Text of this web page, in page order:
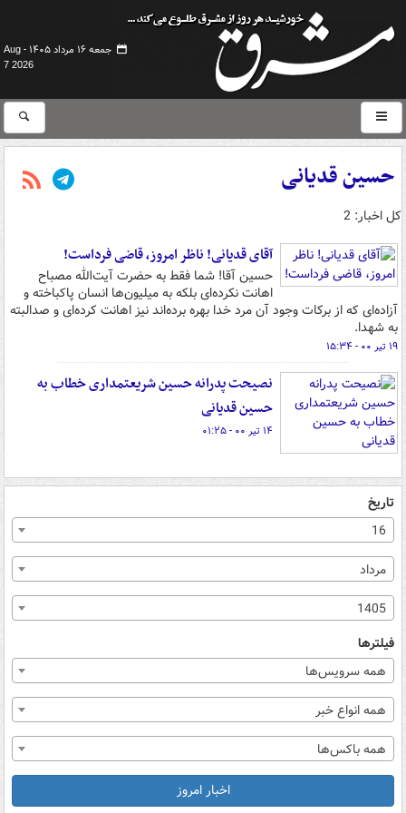
جمعه ۱۶ مرداد ۱۴۰۵ -
Aug
7 2026
حسین قدیانی
کل اخبار: 2
آقای قدیانی! ناظر امروز، قاضی فرداست!
حسین آقا! شما فقط به حضرت آیت‌الله مصباح
اهانت نکرده‌ای بلکه به میلیون‌ها انسان پاکباخته و
آزاده‌ای که از برکات وجود آن مرد خدا بهره برده‌اند نیز اهانت کرده‌ای و صدالبته
به شهدا.
۱۹ تیر ۰۰ - ۱۵:۳۴
نصیحت پدرانه حسین شریعتمداری خطاب به
حسین قدیانی
۱۴ تیر ۰۰ - ۰۱:۲۵
تاریخ
16
مرداد
1405
فیلترها
همه سرویس‌ها
همه انواع خبر
همه باکس‌ها
اخبار امروز